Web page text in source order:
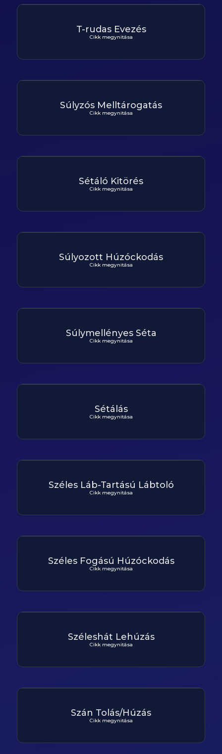
T-rudas Evezés
Cikk megynitása
Súlyzós Melltárogatás
Cikk megynitása
Sétáló Kitörés
Cikk megynitása
Súlyozott Húzóckodás
Cikk megynitása
Súlymellényes Séta
Cikk megynitása
Sétálás
Cikk megynitása
Széles Láb-Tartású Lábtoló
Cikk megynitása
Széles Fogású Húzóckodás
Cikk megynitása
Széleshát Lehúzás
Cikk megynitása
Szán Tolás/Húzás
Cikk megynitása